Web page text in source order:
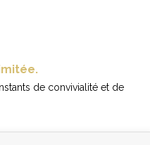
de convivialité et de